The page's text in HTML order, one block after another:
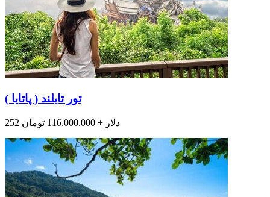
تور تایلند ( پاتایا )
252 دلار + 116.000.000 تومان